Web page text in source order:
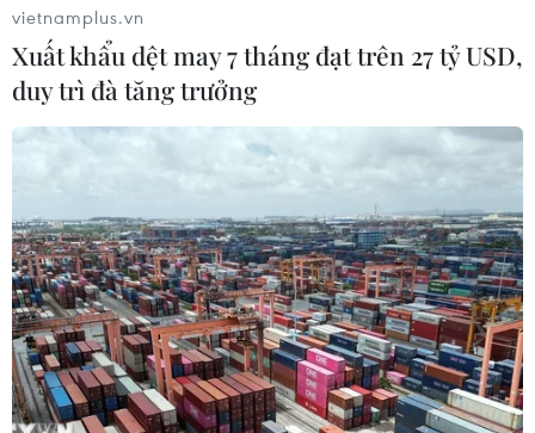
Brexit không thỏa thuận sẽ là đòn giáng
vietnamplus.vn
Xuất khẩu dệt may 7 tháng đạt trên 27 tỷ USD,
duy trì đà tăng trưởng